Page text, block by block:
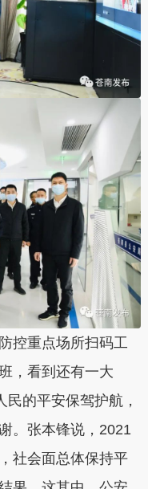
控重点场所扫码工
，看到还有一大
民的平安保驾护航，
。张本锋说，2021
社会面总体保持平